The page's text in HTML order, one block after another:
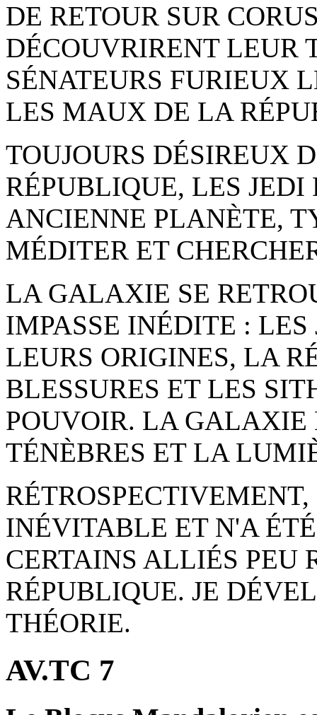
DE RETOUR SUR
DÉCOUVRIRENT LEUR
SÉNATEURS FURIEUX
LES MAUX DE LA
TOUJOURS DÉSIREUX
RÉPUBLIQUE, LES JEDI
ANCIENNE PLANÈTE,
MÉDITER ET
LA GALAXIE SE
IMPASSE INÉDITE :
LEURS ORIGINES, LA
BLESSURES ET LES
POUVOIR. LA GALAXIE
TÉNÈBRES ET LA
INÉVITABLE ET N'A
CERTAINS ALLIÉS PEU
RÉPUBLIQUE. JE
THÉORIE.
AV.TC 7